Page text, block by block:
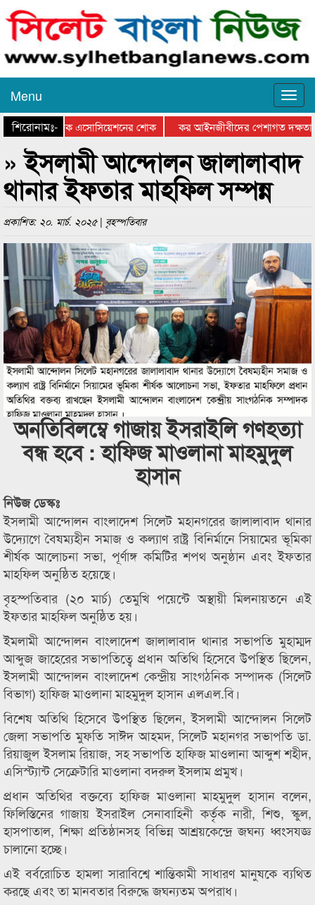
Menu
শিরোনামঃ-মিউজিক এসোসিয়েশনের শোক কর আইনজীবীদের পেশাগত দক্ষতা
» ইসলামী আন্দোলন জালালাবাদ
থানার ইফতার মাহফিল সম্পন্ন
প্রকাশিত: ২০. মার্চ. ২০২৫ | বৃহস্পতিবার
অনতিবিলম্বে গাজায় ইসরাইলি গণহত্যা
বন্ধ হবে : হাফিজ মাওলানা মাহমুদুল
হাসান
নিউজ ডেস্কঃ
ইসলামী আন্দোলন বাংলাদেশ সিলেট মহানগরের জালালাবাদ থানার
উদ্যোগে বৈষম্যহীন সমাজ ও কল্যাণ রাষ্ট্র বিনির্মানে সিয়ামের ভূমিকা
শীর্ষক আলোচনা সভা, পূর্ণাঙ্গ কমিটির শপথ অনুষ্ঠান এবং ইফতার
মাহফিল অনুষ্ঠিত হয়েছে।
বৃহস্পতিবার (২০ মার্চ) তেমুখি পয়েন্টে অস্থায়ী মিলনায়তনে এই
ইফতার মাহফিল অনুষ্ঠিত হয়।
ইমলামী আন্দোলন বাংলাদেশ জালালাবাদ থানার সভাপতি মুহাম্মদ
আব্দুজ জাহেরের সভাপতিত্বে প্রধান অতিথি হিসেবে উপস্থিত ছিলেন,
ইসলামী আন্দোলন বাংলাদেশ কেন্দ্রীয় সাংগঠনিক সম্পাদক (সিলেট
বিভাগ) হাফিজ মাওলানা মাহমুদুল হাসান এলএল.বি।
বিশেষ অতিথি হিসেবে উপস্থিত ছিলেন, ইসলামী আন্দোলন সিলেট
জেলা সভাপতি মুফতি সাঈদ আহমদ, সিলেট মহানগর সভাপতি ডা.
রিয়াজুল ইসলাম রিয়াজ, সহ সভাপতি হাফিজ মাওলানা আব্দুশ শহীদ,
এসিস্ট্যান্ট সেক্রেটারি মাওলানা বদরুল ইসলাম প্রমুখ।
প্রধান অতিথির বক্তব্যে হাফিজ মাওলানা মাহমুদুল হাসান বলেন,
ফিলিস্তিনের গাজায় ইসরাইল সেনাবাহিনী কর্তৃক নারী, শিশু, স্কুল,
হাসপাতাল, শিক্ষা প্রতিষ্ঠানসহ বিভিন্ন আশ্রয়কেন্দ্রে জঘন্য ধ্বংসযজ্ঞ
চালানো হচ্ছে।
এই বর্বরোচিত হামলা সারাবিশ্বে শান্তিকামী সাধারণ মানুষকে ব্যথিত
করছে এবং তা মানবতার বিরুদ্ধে জঘন্যতম অপরাধ।